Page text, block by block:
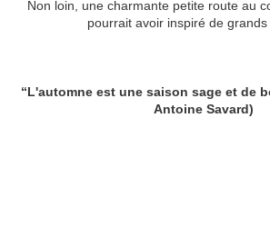
Non loin, une charmante petite route au
pourrait avoir inspiré de grands
“L'automne est une saison sage et de
Antoine Savard)